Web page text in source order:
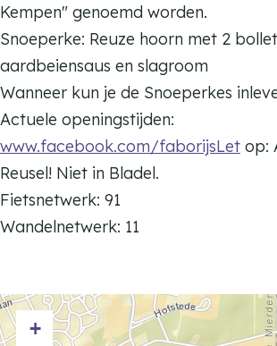
F
a
b
o
r
S
n
e
r
i
j
F
a
b
o
r
S
n
p
e
i
j
F
a
b
o
r
S
n
p
e
Kempen" genoemd worden.
Snoeperke: Reuze hoorn met 2
aardbeiensaus en slagroom
Wanneer kun je de Snoeperkes
Actuele openingstijden:
www.facebook.com/faborijsLet op:
Reusel! Niet in Bladel.
Fietsnetwerk: 91
Wandelnetwerk: 11
+